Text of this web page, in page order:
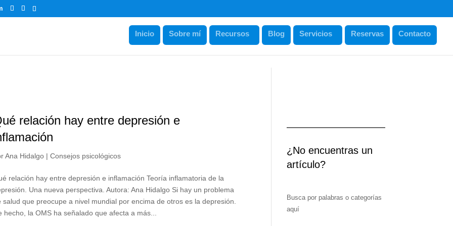
Inicio Sobre mí Recursos Blog Servicios Reservas Contacto
relación hay entre depresión e
Ana Hidalgo |Consejos psicológicos
relación hay entre depresión e inflamación Teoría inflamatoria de la
Una nueva perspectiva. Autora: Ana Hidalgo Si hay un problema
salud que preocupe a nivel mundial por encima de otros es la depresión.
hecho, la OMS ha señalado que afecta a más...
¿No encuentras un
artículo?
Busca por palabras o categorías
aquí